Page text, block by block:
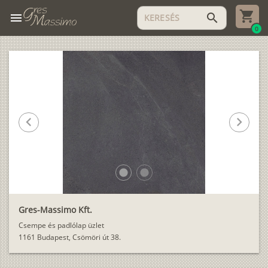
menu search
0
Gres-Massimo Kft.
Csempe és padlólap üzlet
1161 Budapest, Csömöri út 38.
lens lens
chevron_left chevron_right